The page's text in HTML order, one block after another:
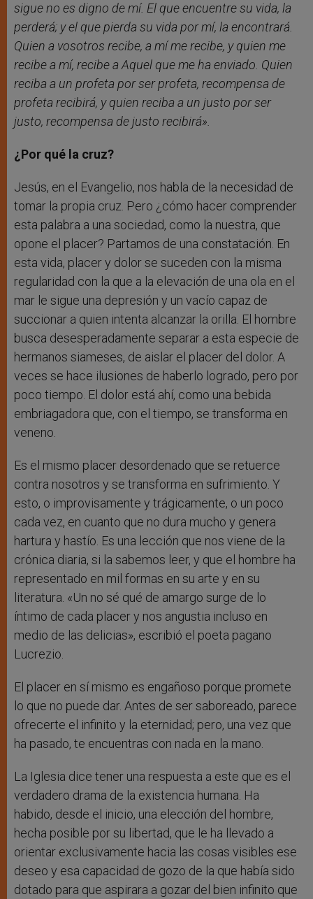
sigue no es digno de mí. El que encuentre su vida, la
perderá; y el que pierda su vida por mí, la encontrará.
Quien a vosotros recibe, a mí me recibe, y quien me
recibe a mí, recibe a Aquel que me ha enviado. Quien
reciba a un profeta por ser profeta, recompensa de
profeta recibirá, y quien reciba a un justo por ser
justo, recompensa de justo recibirá».
¿Por qué la cruz?
Jesús, en el Evangelio, nos habla de la necesidad de
tomar la propia cruz. Pero ¿cómo hacer comprender
esta palabra a una sociedad, como la nuestra, que
opone el placer? Partamos de una constatación. En
esta vida, placer y dolor se suceden con la misma
regularidad con la que a la elevación de una ola en el
mar le sigue una depresión y un vacío capaz de
succionar a quien intenta alcanzar la orilla. El hombre
busca desesperadamente separar a esta especie de
hermanos siameses, de aislar el placer del dolor. A
veces se hace ilusiones de haberlo logrado, pero por
poco tiempo. El dolor está ahí, como una bebida
embriagadora que, con el tiempo, se transforma en
veneno.
Es el mismo placer desordenado que se retuerce
contra nosotros y se transforma en sufrimiento. Y
esto, o improvisamente y trágicamente, o un poco
cada vez, en cuanto que no dura mucho y genera
hartura y hastío. Es una lección que nos viene de la
crónica diaria, si la sabemos leer, y que el hombre ha
representado en mil formas en su arte y en su
literatura. «Un no sé qué de amargo surge de lo
íntimo de cada placer y nos angustia incluso en
medio de las delicias», escribió el poeta pagano
Lucrezio.
El placer en sí mismo es engañoso porque promete
lo que no puede dar. Antes de ser saboreado, parece
ofrecerte el infinito y la eternidad; pero, una vez que
ha pasado, te encuentras con nada en la mano.
La Iglesia dice tener una respuesta a este que es el
verdadero drama de la existencia humana. Ha
habido, desde el inicio, una elección del hombre,
hecha posible por su libertad, que le ha llevado a
orientar exclusivamente hacia las cosas visibles ese
deseo y esa capacidad de gozo de la que había sido
dotado para que aspirara a gozar del bien infinito que